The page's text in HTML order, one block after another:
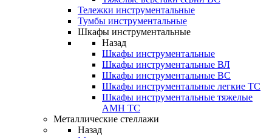
Тележки инструментальные
Тумбы инструментальные
Шкафы инструментальные
Назад
Шкафы инструментальные
Шкафы инструментальные ВЛ
Шкафы инструментальные ВС
Шкафы инструментальные легкие ТС
Шкафы инструментальные тяжелые
AMH TC
Металлические стеллажи
Назад